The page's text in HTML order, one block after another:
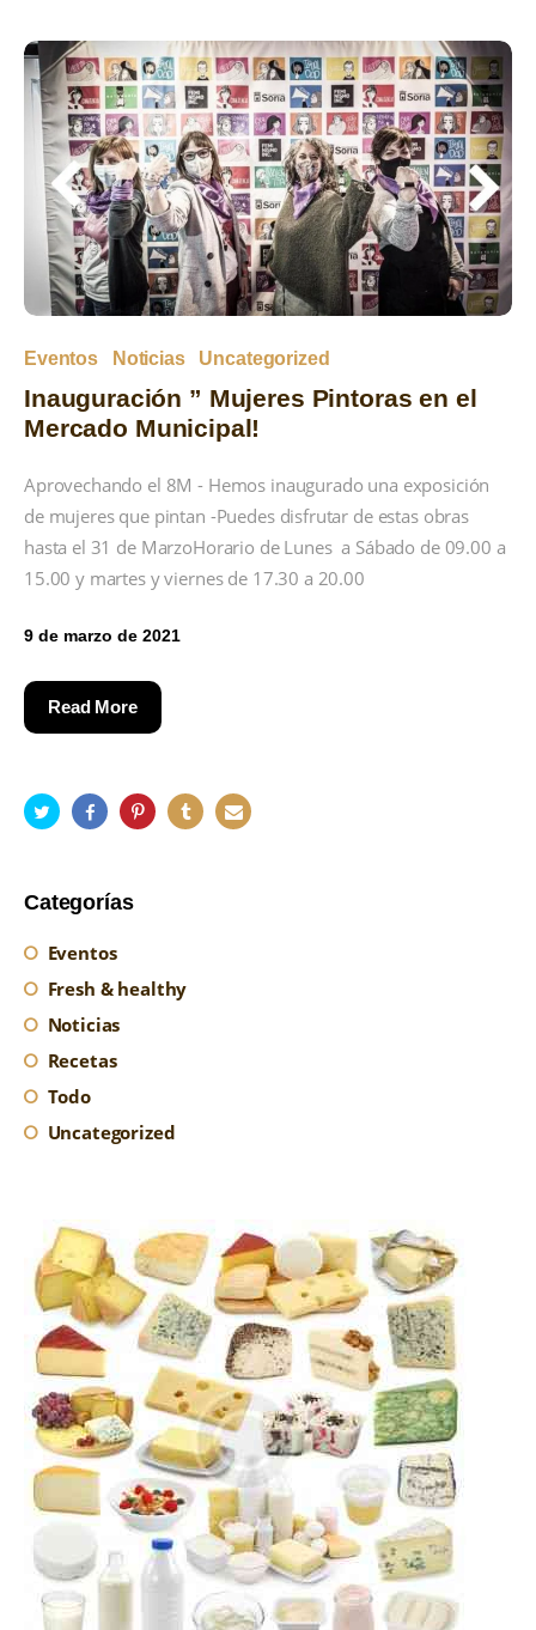
Eventos Noticias Uncategorized
Inauguración ” Mujeres Pintoras en el
Mercado Municipal!
Aprovechando el 8M - Hemos inaugurado una exposición
de mujeres que pintan -Puedes disfrutar de estas obras
hasta el 31 de MarzoHorario de Lunes a Sábado de 09.00 a
15.00 y martes y viernes de 17.30 a 20.00
9 de marzo de 2021
Read More
Categorías
Eventos
Fresh & healthy
Noticias
Recetas
Todo
Uncategorized